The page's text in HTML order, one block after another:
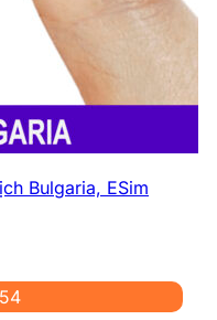
Bulgaria, ESim